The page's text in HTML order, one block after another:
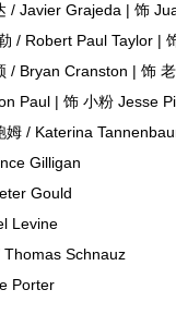
Grajeda | 饰
Paul Taylor | 饰
Cranston | 饰 老
| 饰 小粉 Jesse
Gilligan
Gould
Schnauz
Porter